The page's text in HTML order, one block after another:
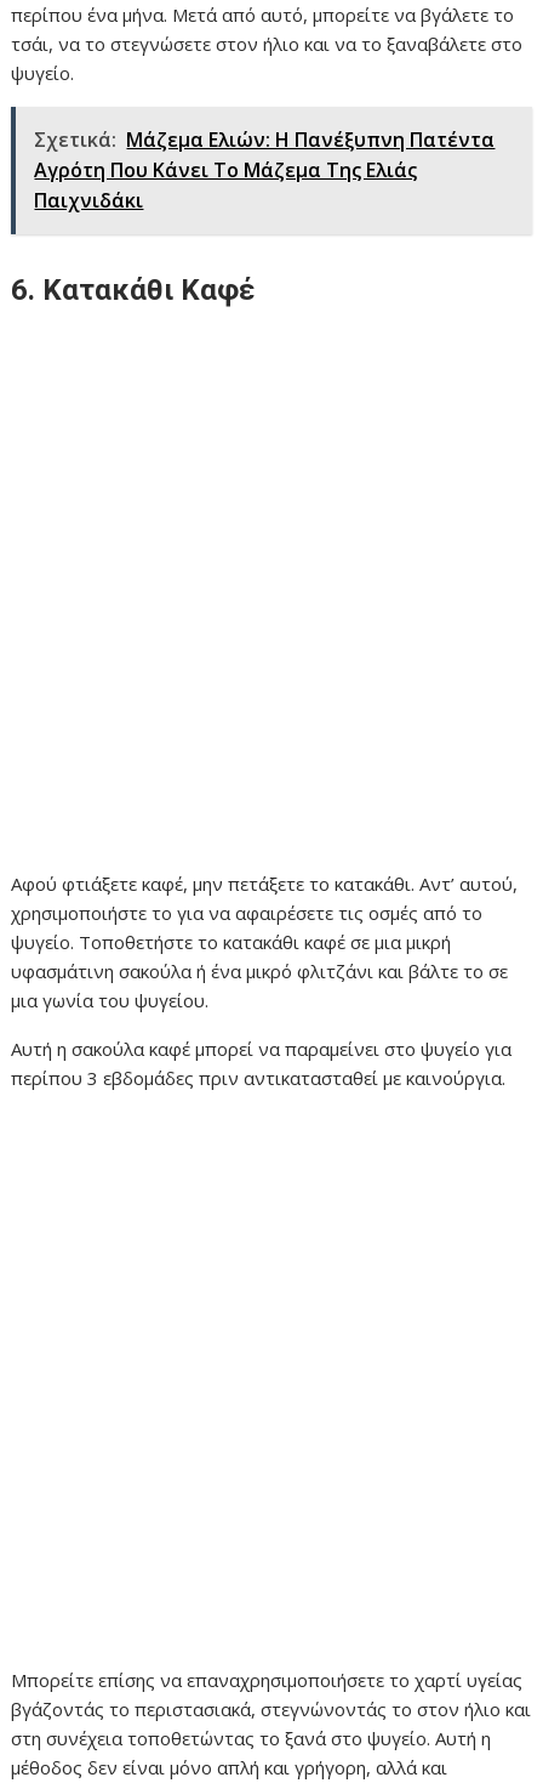
περίπου ένα μήνα. Μετά από αυτό, μπορείτε να βγάλετε το
τσάι, να το στεγνώσετε στον ήλιο και να το ξαναβάλετε στο
ψυγείο.
Σχετικά: Μάζεμα Ελιών: Η Πανέξυπνη Πατέντα
Αγρότη Που Κάνει Το Μάζεμα Της Ελιάς
Παιχνιδάκι
6. Κατακάθι Καφέ
Αφού φτιάξετε καφέ, μην πετάξετε το κατακάθι. Αντ’ αυτού,
χρησιμοποιήστε το για να αφαιρέσετε τις οσμές από το
ψυγείο. Τοποθετήστε το κατακάθι καφέ σε μια μικρή
υφασμάτινη σακούλα ή ένα μικρό φλιτζάνι και βάλτε το σε
μια γωνία του ψυγείου.
Αυτή η σακούλα καφέ μπορεί να παραμείνει στο ψυγείο για
περίπου 3 εβδομάδες πριν αντικατασταθεί με καινούργια.
Μπορείτε επίσης να επαναχρησιμοποιήσετε το χαρτί υγείας
βγάζοντάς το περιστασιακά, στεγνώνοντάς το στον ήλιο και
στη συνέχεια τοποθετώντας το ξανά στο ψυγείο. Αυτή η
μέθοδος δεν είναι μόνο απλή και γρήγορη, αλλά και